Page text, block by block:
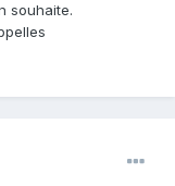
souhaite.